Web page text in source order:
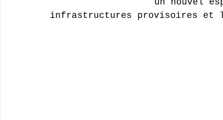
un nouvel
infrastructures provisoires et